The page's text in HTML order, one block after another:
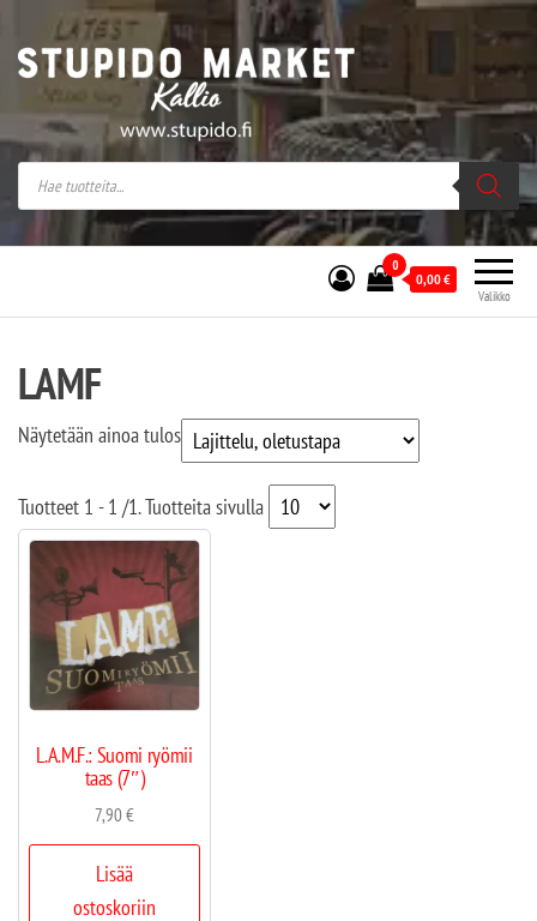
Stupido Market – verkossa ja kivijalassa
Stupido Market on vaihtoehtomusaan
erikoistunut verkko- sekä
kivijalkakauppa Helsingissä Kallion
sydämessä.
Valikko
0
0,00€
LAMF
Näytetään ainoa tulos
Tuotteet 1 - 1 /1. Tuotteita sivulla
L.A.M.F.: Suomi ryömii
taas (7″)
7,90€
Lisää
ostoskoriin